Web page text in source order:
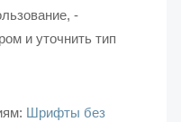
-
и уточнить тип
Шрифты без